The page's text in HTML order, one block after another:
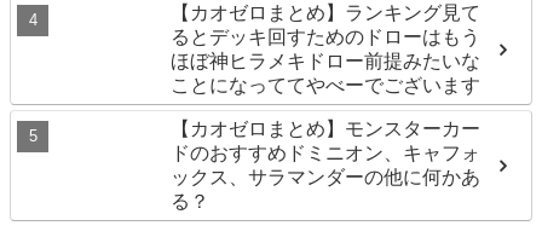
【カオゼロまとめ】ランキング見て
るとデッキ回すためのドローはもう
ほぼ神ヒラメキドロー前提みたいな
ことになっててやべーでございます
【カオゼロまとめ】モンスターカー
ドのおすすめドミニオン、キャフォ
ックス、サラマンダーの他に何かあ
る？